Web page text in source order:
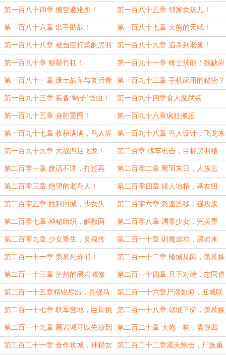
第一百八十四章 搬空避难所！ 第一百八十五章 邻家女孩儿！
第一百八十六章 出手助战！ 第一百八十七章 大熊的天赋！
第一百八十八章 被当空打爆的黑羽
鸟人！
第一百八十九章 追杀到老巢！
第一百九十章 狠敲竹杠！ 第一百九十一章 修士技能！残缺应
用？
第一百八十一章 废土战车与复活青
年！
第一百九十二章 手机应用的秘密？
第一百九十三章 装备‘蝎子’怪虫！ 第一百九十四章食人魔武装
第一百九十五章 身陷重围！ 第一百九十六章疯狂搬运
第一百九十七章 收获满满，鸟人算
计！
第一百九十八章 鸟人设计，飞龙来
袭！
第一百九十九章 大战四足飞龙！ 第二百章 战车出击，目标黑羽楼
城！
第二百零一章 废话不讲，打过再
说！
第二百零二章 黑羽末日，人族悲
歌！
第二百零三章 绝望的老鸟人！ 第二百零四章 矮人地精，基友组
合！
第二百零五章 胜利回城，少女失
踪！
第二百零六章 急速漂移，强攻废
楼！
第二百零七章 神秘组织，解救两
女！
第二百零八章 凋零少女，完美重
生！
第二百零九章 少女重生，灵魂传
递！
第二百一十章 训魔成功，黑岩来
使！
第二百一十一章 羡慕死你们！ 第二百一十二章 楼城见闻，羡慕嫉
妒！
第二百一十三章 茫然的黑岩城修
士！
第二百一十四章 月下对峙，志同道
合！
第二百一十五章精锐尽出，兵强马
壮！
第二百一十六章尸潮如海，五城联
盟！
第二百一十七章 联军营地，巨骨挑
衅！
第二百一十八章 就坡下驴，羡慕嫉
妒！
第二百一十九章 黑岩城可以先放到
一边！
第二百二十章 大炮一响，震惊四
方！
第二百二十一章 合作攻城，神秘女 第二百二十二章震天炮击，尸族重